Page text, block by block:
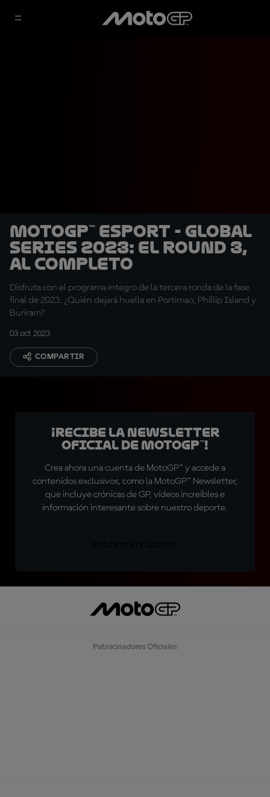
MotoGP™ eSport - Global
Series 2023: El Round 3,
al completo
Disfruta con el programa íntegro de la tercera ronda de la fase
final de 2023. ¿Quién dejará huella en Portimao, Phillip Island y
Buriram?
03 oct 2023
COMPARTIR
¡Recibe la Newsletter
oficial de MotoGP™!
Crea ahora una cuenta de MotoGP™ y accede a
contenidos exclusivos, como la MotoGP™ Newsletter,
que incluye crónicas de GP, vídeos increíbles e
información interesante sobre nuestro deporte.
Patrocinadores Oficiales